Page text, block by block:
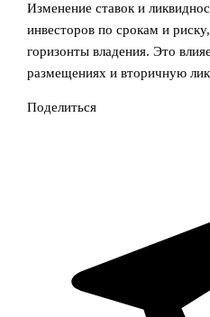
Изменение ставок и
инвесторов по срокам и
горизонты владения. Это
размещениях и вторичную
Поделиться